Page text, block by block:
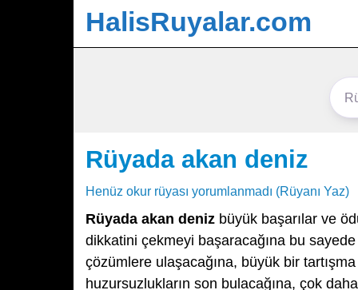
HalisRuyalar.com
Rüyada akan deniz
Henüz okur rüyası yorumlanmadı (Rüyanı Yaz)
Rüyada akan deniz büyük başarılar ve
dikkatini çekmeyi başaracağına bu
çözümlere ulaşacağına, büyük bir
huzursuzlukların son bulacağına, çok